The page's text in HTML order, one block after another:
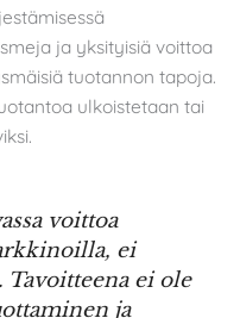
ja yksityisiä voittoa
tuotannon tapoja.
ulkoistetaan tai
voittoa
ei
ei ole
ja